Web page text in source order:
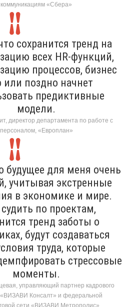
коммуникациям «Сбера»
сохранится тренд на
всех HR-функций,
процессов, бизнес
или поздно начнет
предиктивные
модели.
директор департамента по работе с
персоналом, «Европлан»
будущее для меня очень
учитывая экстренные
в экономике и мире.
по проектам,
тренд заботы о
будут создаваться
труда, которые
стрессовые
моменты.
управляющий партнер кадрового
«ВИЗАВИ Консалт» и федеральной
сети «ВИЗАВИ Метрополис»